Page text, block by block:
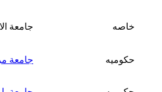
خاصه جامعة
حكوميه جامعة